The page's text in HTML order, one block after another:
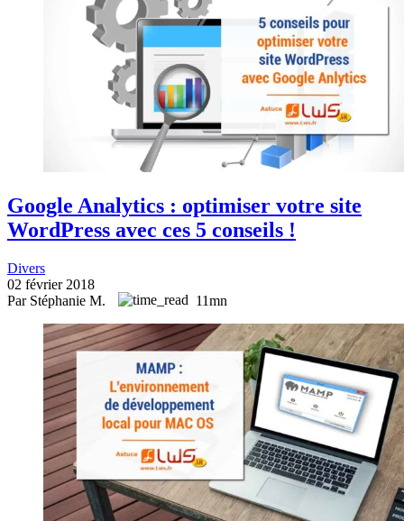
Google Analytics : optimiser votre site
WordPress avec ces 5 conseils !
Divers
02 février 2018
Par Stéphanie M.
11mn